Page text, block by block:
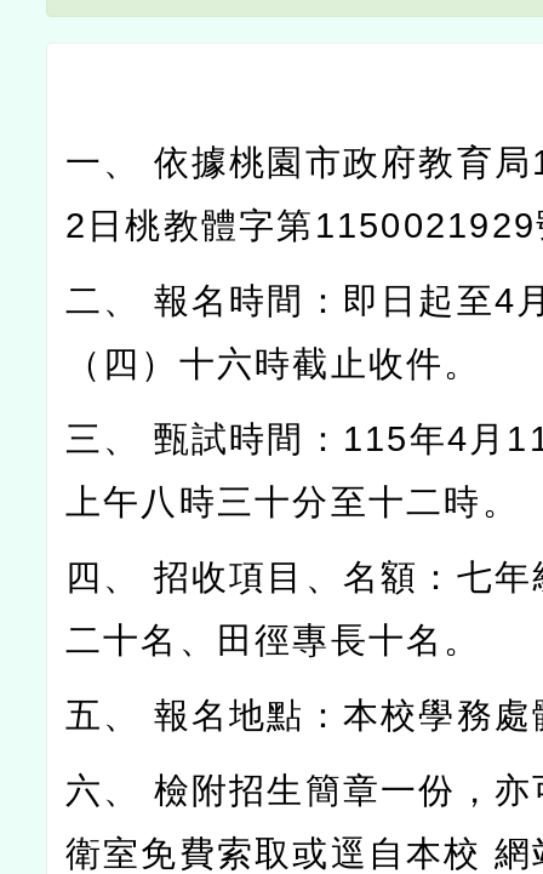
一、 依據桃園市政府教育
2日桃教體字第
二、 報名時間：即日起至4
（四）十六時截止收件。
三、 甄試時間：115年4月
上午八時三十分至十二時。
四、 招收項目、名額：七
二十名、田徑專長十名。
五、 報名地點：本校學務處
六、 檢附招生簡章一份，
衛室免費索取或逕自本校 網